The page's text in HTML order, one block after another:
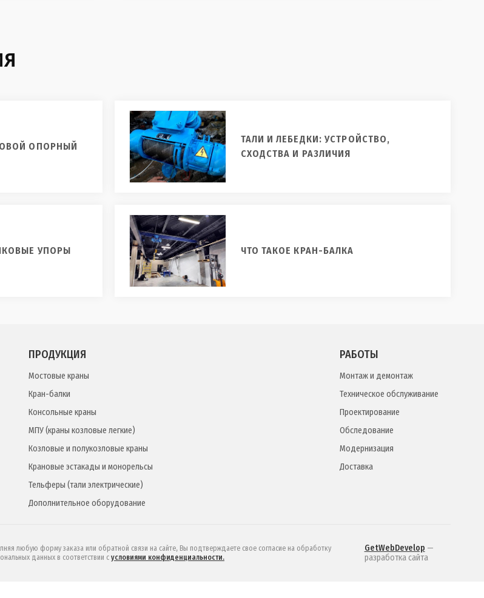
ОПОРНЫЙ
ТАЛИ И ЛЕБЕДКИ: УСТРОЙСТВО,
СХОДСТВА И РАЗЛИЧИЯ
УПОРЫ ЧТО ТАКОЕ КРАН-БАЛКА
ПРОДУКЦИЯ
Мостовые краны
Кран-балки
Консольные краны
МПУ (краны козловые легкие)
Козловые и полукозловые краны
Крановые эстакады и монорельсы
Тельферы (тали электрические)
Дополнительное оборудование
РАБОТЫ
Монтаж и демонтаж
Техническое обслуживание
Проектирование
Обследование
Модернизация
Доставка
любую форму заказа или обратной связи на сайте, Вы подтверждаете свое согласие на обработку
данных в соответствии c условиями конфиденциальности.
GetWebDevelop —
разработка сайта